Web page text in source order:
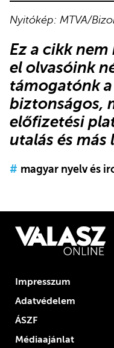
Nyitókép: MTVA/
Ez a cikknem
el olvasóink
támogatónk
biztonságos,
előfizetési
utalás és
# magyar nyelv és
Impresszum
Adatvédelem
ÁSZF
Médiaajánlat